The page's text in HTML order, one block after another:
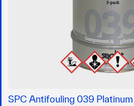
SPC Antifouling 039 Platinum